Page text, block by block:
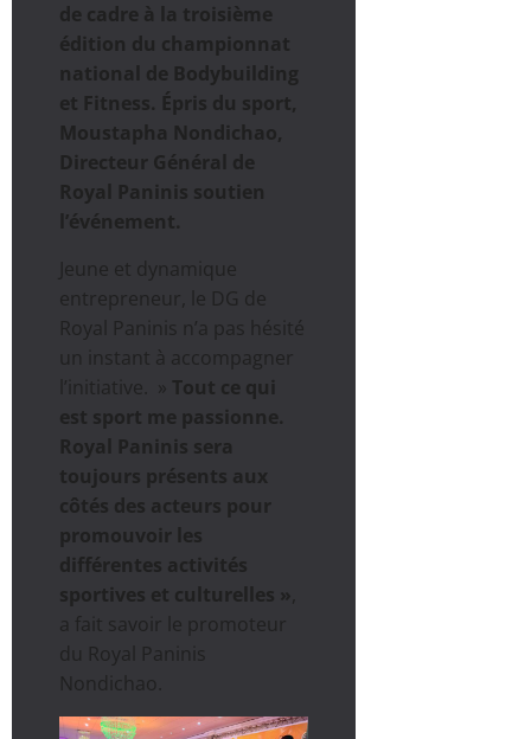
de cadre à la troisième
édition du championnat
national de Bodybuilding
et Fitness. Épris du sport,
Moustapha Nondichao,
Directeur Général de
Royal Paninis soutien
l’événement.
Jeune et dynamique
entrepreneur, le DG de
Royal Paninis n’a pas hésité
un instant à accompagner
l’initiative. » Tout ce qui
est sport me passionne.
Royal Paninis sera
toujours présents aux
côtés des acteurs pour
promouvoir les
différentes activités
sportives et culturelles »
a fait savoir le promoteur
du Royal Paninis
Nondichao.